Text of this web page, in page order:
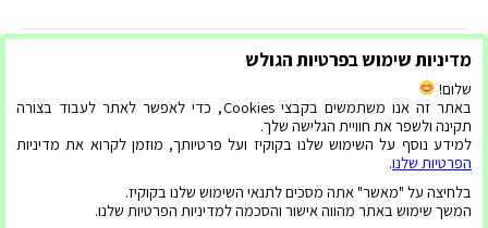
מדיניות שימוש בפרטיות הגולש
שלום!
באתר זה אנו משתמשים בקבצי Cookies, כדי לאפשר לאתר לעבוד בצורה
תקינה ולשפר את חוויית הגלישה שלך.
למידע נוסף על השימוש שלנו בקוקיז ועל פרטיותך, מוזמן לקרוא את מדיניות
הפרטיות שלנו.
בלחיצה על "מאשר" אתה מסכים לתנאי השימוש שלנו בקוקיז.
המשך שימוש באתר מהווה אישור והסכמה למדיניות הפרטיות שלנו.
← למה עדיף לבחור בריכת בטון ולא בבריכת פיברגלס
5 יתרונות של בריכת פיברגלס על פני בריכות אחרות →
הבלוג שלנו | הצהרת נגישות| מדיניות פרטיות